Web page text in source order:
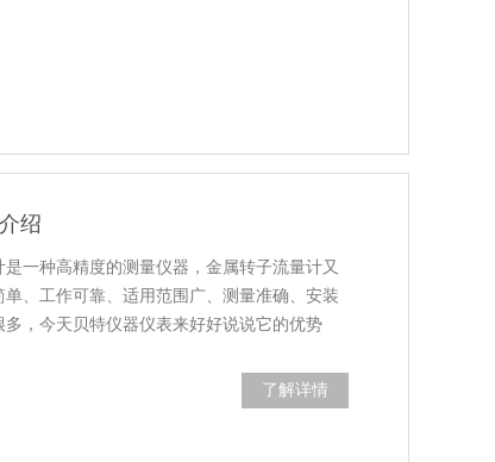
绍
一种高精度的测量仪器，金属转子流量计又
、工作可靠、适用范围广、测量准确、安装
，今天贝特仪器仪表来好好说说它的优势
了解详情